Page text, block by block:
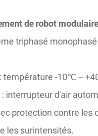
de robot
triphasé monophasé
température -10℃－
interrupteur d'air
protection contre les
les surintensités.